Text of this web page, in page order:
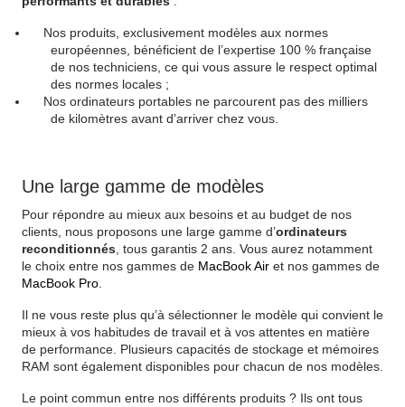
Nos produits, exclusivement modèles aux normes
européennes, bénéficient de l’expertise 100 % française
de nos techniciens, ce qui vous assure le respect optimal
des normes locales ;
Nos ordinateurs portables ne parcourent pas des milliers
de kilomètres avant d’arriver chez vous.
Une large gamme de modèles
Pour répondre au mieux aux besoins et au budget de nos
clients, nous proposons une large gamme d’ordinateurs
reconditionnés , tous garantis 2 ans. Vous aurez notamment
le choix entre nos gammes de MacBook Air et nos gammes de
MacBook Pro
Il ne vous reste plus qu’à sélectionner le modèle qui convient le
mieux à vos habitudes de travail et à vos attentes en matière
de performance. Plusieurs capacités de stockage et mémoires
RAM sont également disponibles pour chacun de nos modèles.
Le point commun entre nos différents produits ? Ils ont tous